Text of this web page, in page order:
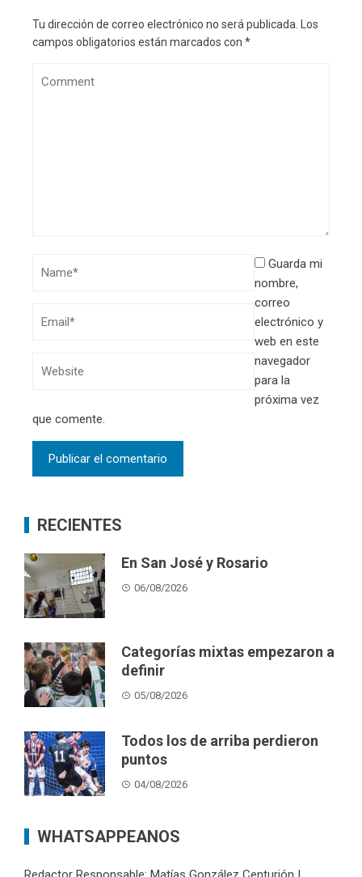
Tu dirección de correo electrónico no será publicada. Los
campos obligatorios están marcados con *
Guarda mi
nombre,
correo
electrónico y
web en este
navegador
para la
próxima vez
que comente.
RECIENTES
En San José y Rosario
06/08/2026
Categorías mixtas empezaron a
definir
05/08/2026
Todos los de arriba perdieron
puntos
04/08/2026
WHATSAPPEANOS